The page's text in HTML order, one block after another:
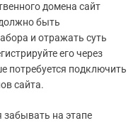
домена сайт
быть
и отражать суть
его через
потребуется подключить
сайта.
забывать на этапе